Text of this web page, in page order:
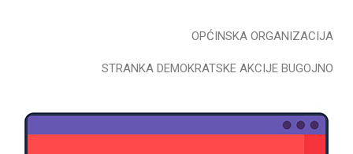
OPĆINSKA ORGANIZACIJA
STRANKA DEMOKRATSKE AKCIJE BUGOJNO